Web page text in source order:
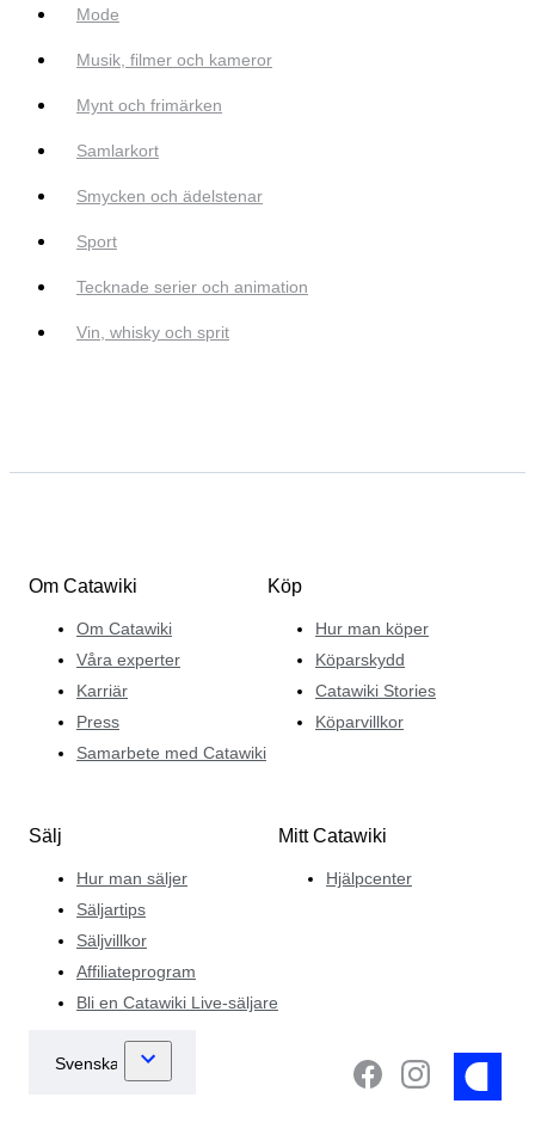
Mode
Musik, filmer och kameror
Mynt och frimärken
Samlarkort
Smycken och ädelstenar
Sport
Tecknade serier och animation
Vin, whisky och sprit
Om Catawiki
Om Catawiki
Våra experter
Karriär
Press
Samarbete med Catawiki
Köp
Hur man köper
Köparskydd
Catawiki Stories
Köparvillkor
Sälj
Hur man säljer
Säljartips
Säljvillkor
Affiliateprogram
Bli en Catawiki Live-säljare
Mitt Catawiki
Hjälpcenter